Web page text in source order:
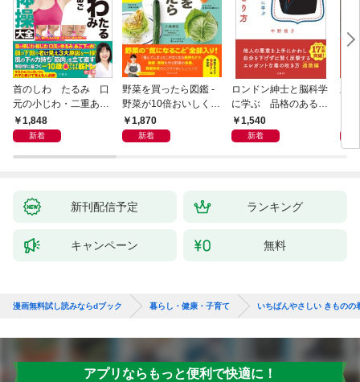
首のしわ たるみ 口
元の小じわ・二重あ
ご 何歳からでもここ
まで若くなる！ 名医
大全
1,848
新着
野菜を買ったら図鑑 -
野菜が10倍おいしくな
る保存法と64のレシピ
-
1,870
新着
ロンドン紳士と脳科学
に学ぶ 品格のあるマ
ウントのとり方
1,540
新着
新
新刊配信予定 ランキング
キャンペーン 無料
漫画無料試し読みならdブック 暮らし・健康・子育て いちばんやさしい きものの
アプリならもっと便利で快適に！